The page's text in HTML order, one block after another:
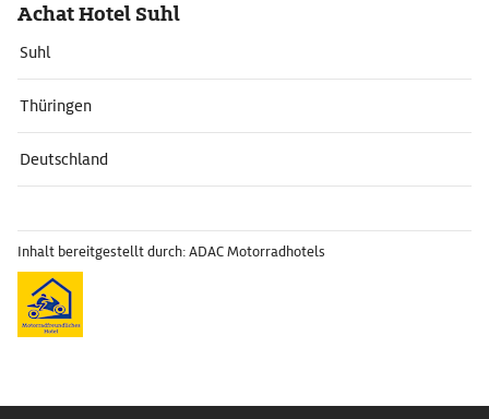
Achat Hotel Suhl
Suhl
Thüringen
Deutschland
Inhalt bereitgestellt durch: ADAC Motorradhotels